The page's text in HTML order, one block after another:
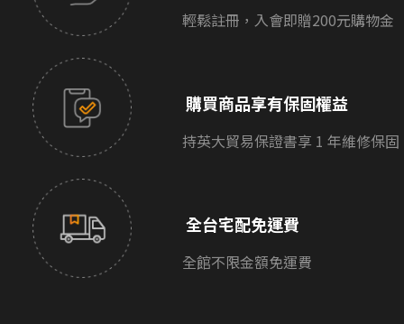
輕鬆註冊，入會即贈200元購物金
購買商品享有保固權益
持英大貿易保證書享 1 年維修保固
全台宅配免運費
全館不限金額免運費